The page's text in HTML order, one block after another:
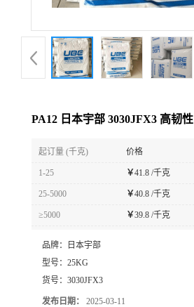
PA12 日本宇部 3030JFX3 高韧性
起订量 (千克) 价格
1-25 ￥41.8 /千克
25-5000 ￥40.8 /千克
≥5000 ￥39.8 /千克
品牌：
日本宇部
型号： 25KG
货号： 3030JFX3
发布日期： 2025-03-11